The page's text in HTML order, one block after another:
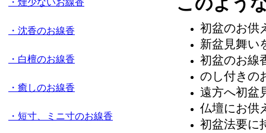
・煙少ないお線香
・沈香のお線香
・白檀のお線香
・癒しのお線香
・短寸、ミニ寸のお線香
初盆のお供
新盆見舞い
初盆のお線
のし付きの
遠方へ初盆
仏壇にお供
初盆法要に